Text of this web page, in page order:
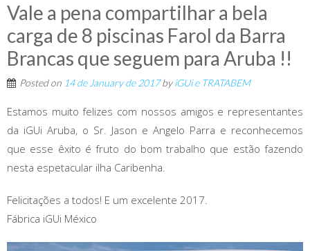
Vale a pena compartilhar a bela
carga de 8 piscinas Farol da Barra
Brancas que seguem para Aruba !!
Posted on 14 de January de 2017byiGUi e TRATABEM
Estamos muito felizes com nossos amigos e representantes
da iGUi Aruba, o Sr. Jason e Angelo Parra e reconhecemos
que esse êxito é fruto do bom trabalho que estão fazendo
nesta espetacular ilha Caribenha.
Felicitações a todos! E um excelente 2017.
Fábrica iGUi México